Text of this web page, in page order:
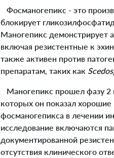
Фосманогепикс - это
блокирует
Маногепикс демонстрирует
включая резистентные к
также активен против
препаратам, таких как
Маногепикс прошел фазу 2
которых он показал
фосманогепикса в лечении
исследование включаются
документированной
отсутствия клинического